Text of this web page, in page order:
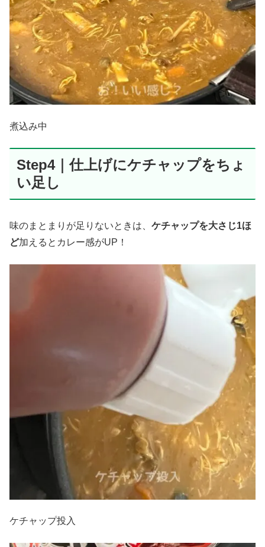
煮込み中
Step4｜仕上げにケチャップをちょ
い足し
味のまとまりが足りないときは、 ケチャップを大さじ1ほ
ど加えるとカレー感がUP！
ケチャップ投入